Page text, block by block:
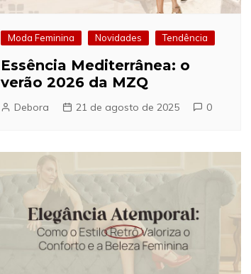
Moda Feminina Novidades Tendência
Essência Mediterrânea: o
verão 2026 da MZQ
Debora 21 de agosto de 2025 0